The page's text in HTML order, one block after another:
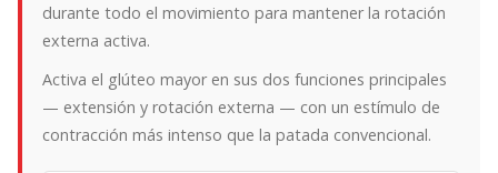
durante todo el movimiento para mantener la rotación
externa activa.
Activa el glúteo mayor en sus dos funciones principales
— extensión y rotación externa — con un estímulo de
contracción más intenso que la patada convencional.